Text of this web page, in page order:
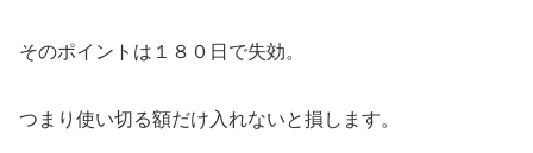
そのポイントは１８０日で失効。
つまり使い切る額だけ入れないと損します。